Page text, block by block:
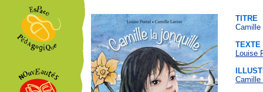
TITRE
Camille
TEXTE
Louise
Camille